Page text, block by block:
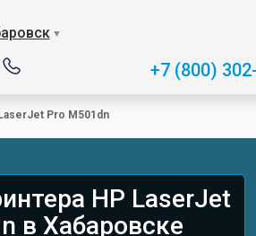
▼
+7 (800)
LaserJet Pro M501dn
HP LaserJet
в Хабаровске